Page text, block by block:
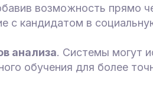
возможность прямо
с кандидатом в
анализа. Системы могут
обучения для более